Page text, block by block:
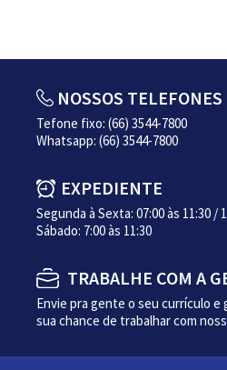
NOSSOS TELEFONES
Tefone fixo: (66) 3544-7800
Whatsapp: (66) 3544-7800
EXPEDIENTE
Segunda à Sexta: 07:00 às 11:30 /
Sábado: 7:00 às 11:30
TRABALHE COM A
Envie pra gente o seu currículo e
sua chance de trabalhar com